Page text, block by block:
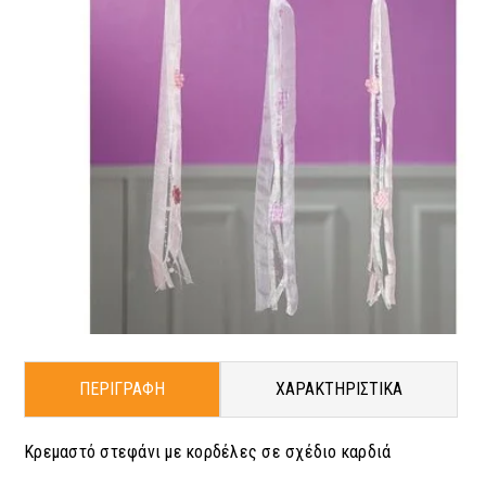
ΠΕΡΙΓΡΑΦΗ ΧΑΡΑΚΤΗΡΙΣΤΙΚΑ
Κρεμαστό στεφάνι με κορδέλες σε σχέδιο καρδιά